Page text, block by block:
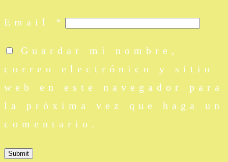
Email *
Guardar mi nombre,
correo electrónico y sitio
web en este navegador para
la próxima vez que haga un
comentario.